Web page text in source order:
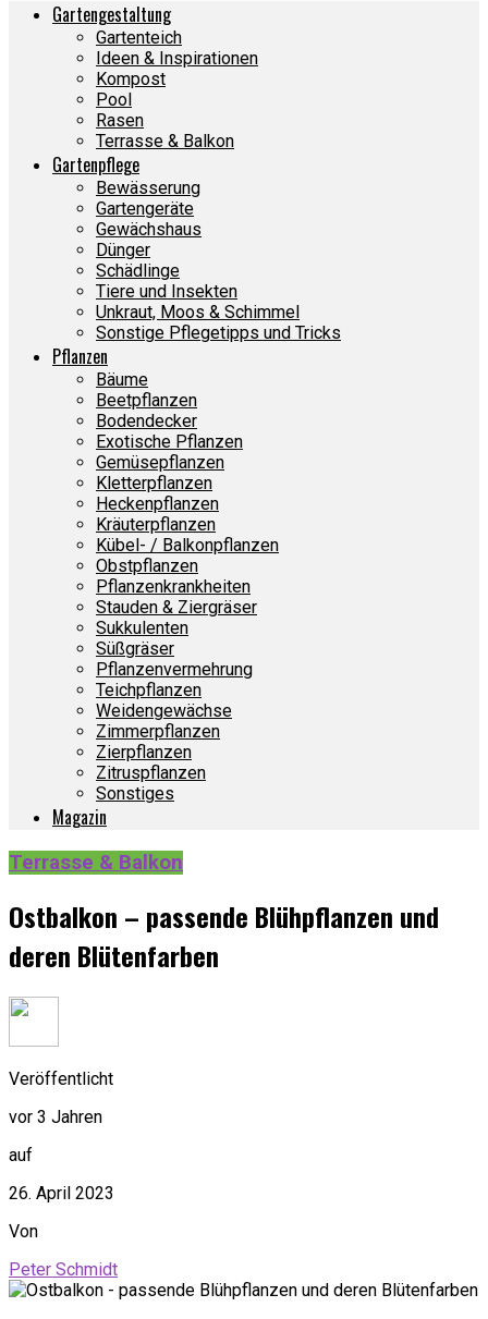
Gartengestaltung
Gartenteich
Ideen & Inspirationen
Kompost
Pool
Rasen
Terrasse & Balkon
Gartenpflege
Bewässerung
Gartengeräte
Gewächshaus
Dünger
Schädlinge
Tiere und Insekten
Unkraut, Moos & Schimmel
Sonstige Pflegetipps und Tricks
Pflanzen
Bäume
Beetpflanzen
Bodendecker
Exotische Pflanzen
Gemüsepflanzen
Kletterpflanzen
Heckenpflanzen
Kräuterpflanzen
Kübel- / Balkonpflanzen
Obstpflanzen
Pflanzenkrankheiten
Stauden & Ziergräser
Sukkulenten
Süßgräser
Pflanzenvermehrung
Teichpflanzen
Weidengewächse
Zimmerpflanzen
Zierpflanzen
Zitruspflanzen
Sonstiges
Magazin
Terrasse & Balkon
Ostbalkon – passende Blühpflanzen und
deren Blütenfarben
Veröffentlicht
vor 3 Jahren
auf
26. April 2023
Von
Peter Schmidt